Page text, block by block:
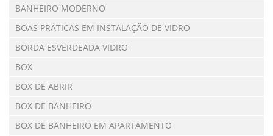
BANHEIRO MODERNO
BOAS PRÁTICAS EM INSTALAÇÃO DE VIDRO
BORDA ESVERDEADA VIDRO
BOX
BOX DE ABRIR
BOX DE BANHEIRO
BOX DE BANHEIRO EM APARTAMENTO